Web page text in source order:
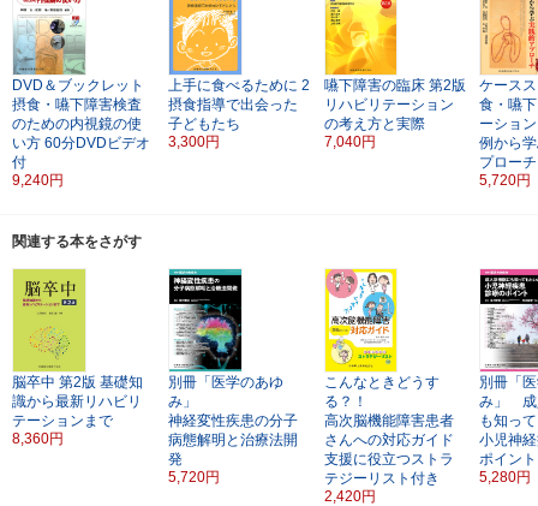
DVD＆ブックレット
摂食・嚥下障害検査
のための内視鏡の使
い方 60分DVDビデオ
付
9,240円
上手に食べるために 2
摂食指導で出会った
子どもたち
3,300円
嚥下障害の臨床 第2版
リハビリテーション
の考え方と実際
7,040円
ケース
食・嚥
ーション
例から
プローチ
5,720円
関連する本をさがす
脳卒中 第2版 基礎知
識から最新リハビリ
テーションまで
8,360円
別冊「医学のあゆ
み」
神経変性疾患の分子
病態解明と治療法開
発
5,720円
こんなときどうす
る？！
高次脳機能障害患者
さんへの対応ガイド
支援に役立つストラ
テジーリスト付き
2,420円
別冊「
み」 成
も知っ
小児神
ポイント
5,280円